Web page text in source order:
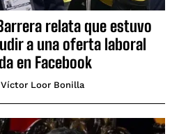
relata que estuvo
a una oferta laboral
en Facebook
Víctor Loor Bonilla